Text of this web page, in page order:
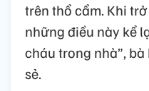
trên thổ cẩm. Khi
những điều này kể
cháu trong nhà”,
sẻ.